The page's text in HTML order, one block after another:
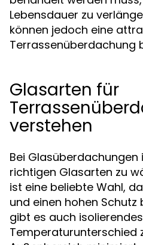
Lebensdauer zu
können jedoch eine
Terrassenüberdachung
Glasarten für
verstehen
Bei
richtigen Glasarten zu
ist eine beliebte Wahl,
und einen hohen Schutz
gibt es auch
Temperaturunterschied